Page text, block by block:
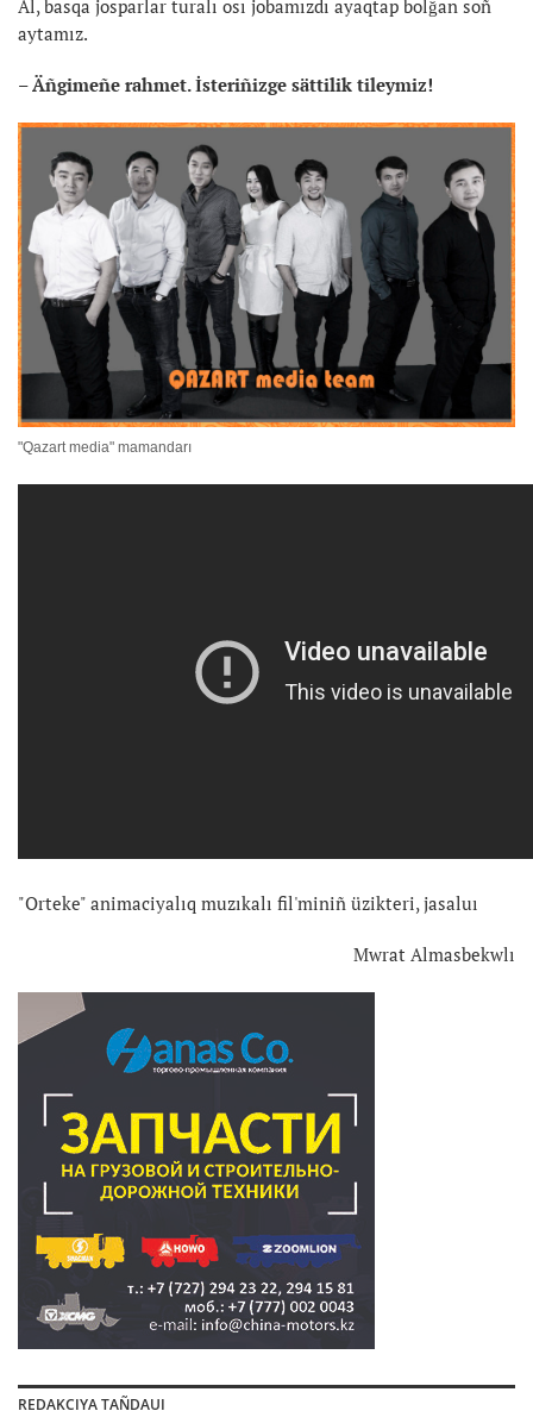
Al, basqa josparlar turalı osı jobamızdı ayaqtap bolğan soñ
aytamız.
– Äñgimeñe rahmet. İsteriñizge sättilik tileymiz!
"Qazart media" mamandarı
"Orteke" animaciyalıq muzıkalı fil'miniñ üzikteri, jasaluı
Mwrat Almasbekwlı
REDAKCIYA TAÑDAUI